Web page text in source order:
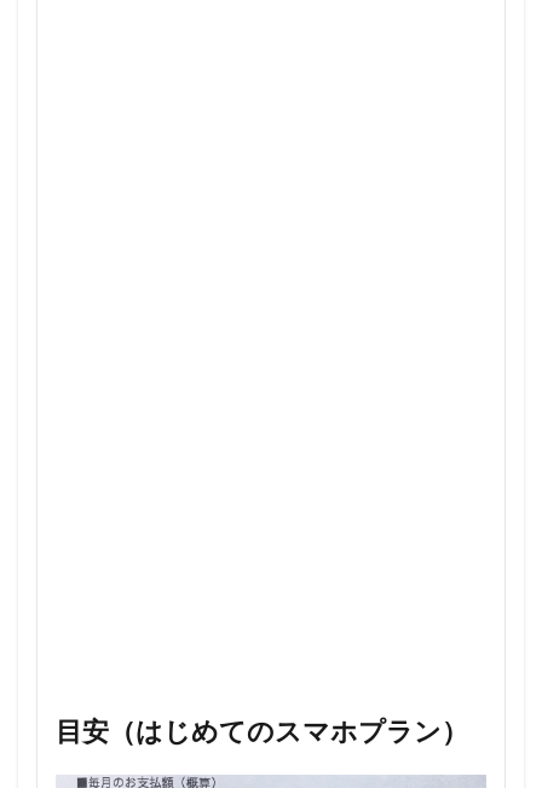
目安（はじめてのスマホプラン）